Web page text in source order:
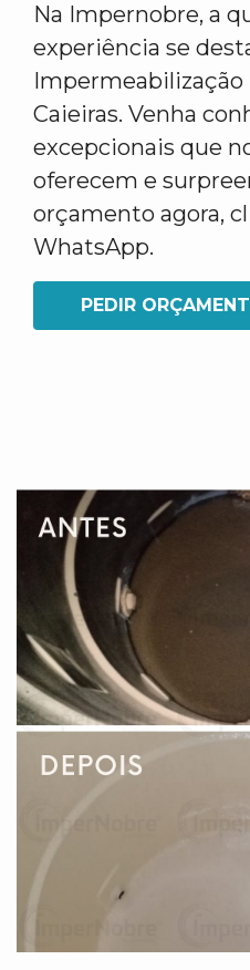
Na Impernobre, a
experiência se
Impermeabilização
Caieiras. Venha
excepcionais que
oferecem e
orçamento agora,
WhatsApp.
PEDIR